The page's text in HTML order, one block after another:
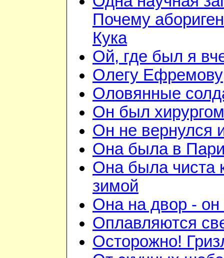
Почему
Кука
Ой, где был я
Олегу Ефремову
Оловянные
Он был хирургом
Он не вернулся
Она была в
Она была чиста
зимой
Она на двор - он
Оплавляются
Осторожно!